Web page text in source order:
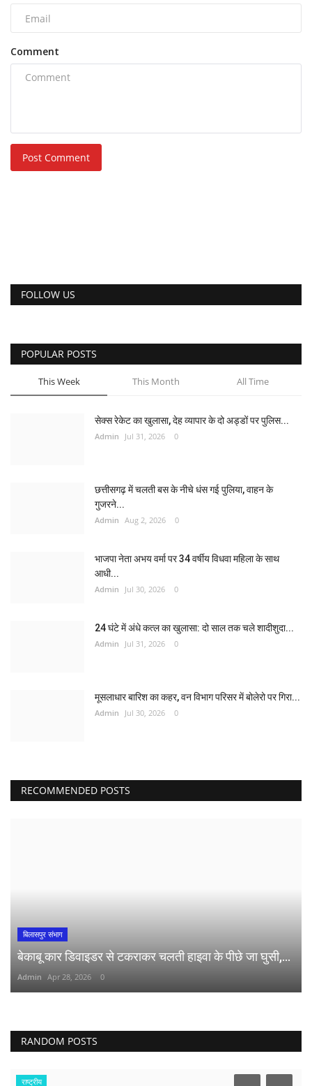
Comment
Post Comment
FOLLOW US
POPULAR POSTS
This Week This Month All Time
सेक्स रेकेट का खुलासा, देह व्यापार के दो अड्डों पर पुलिस...
Admin Jul 31, 2026 0
छत्तीसगढ़ में चलती बस के नीचे धंस गई पुलिया, वाहन के
गुजरने...
Admin Aug 2, 2026 0
भाजपा नेता अभय वर्मा पर 34 वर्षीय विधवा महिला के साथ
आधी...
Admin Jul 30, 2026 0
24 घंटे में अंधे कत्ल का खुलासा: दो साल तक चले शादीशुदा...
Admin Jul 31, 2026 0
मूसलाधार बारिश का कहर, वन विभाग परिसर में बोलेरो पर गिरा...
Admin Jul 30, 2026 0
RECOMMENDED POSTS
बिलासपुर संभाग
बेकाबू कार डिवाइडर से टकराकर चलती हाइवा के पीछे जा घुसी,...
Admin Apr 28, 2026 0
RANDOM POSTS
राष्ट्रीय